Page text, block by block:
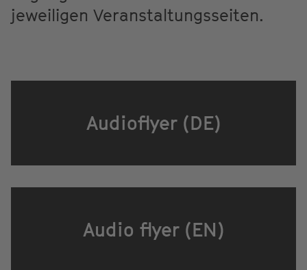
jeweiligen Veranstaltungsseiten.
Audioflyer (DE)
Audio flyer (EN)